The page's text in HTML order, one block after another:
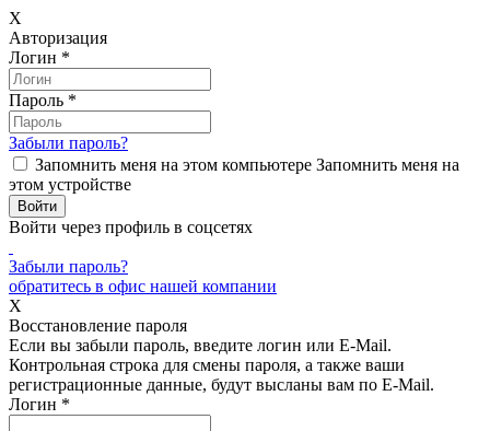
X
Авторизация
Логин *
Пароль *
Забыли пароль?
Запомнить меня на этом компьютере Запомнить меня на
этом устройстве
Войти через профиль в соцсетях
Забыли пароль?
обратитесь в офис нашей компании
X
Восстановление пароля
Если вы забыли пароль, введите логин или E-Mail.
Контрольная строка для смены пароля, а также ваши
регистрационные данные, будут высланы вам по E-Mail.
Логин *